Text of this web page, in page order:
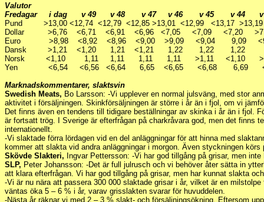
Valutor
Fredagar i dag v 49 v 48 v 47 v 46 v 45 v 44
Pund >13,00 <12,74 <12,79 <12,85 >13,01 <12,99 <13,17 >13,19
Dollar >6,76 <6,71 <6,91 <6,96 <7,05 <7,09 <7,20
Euro >8,98 <8,92 <8,96 <9,00 >9,09 <9,04 9,09
Dansk >1,21 <1,20 1,21 <1,21 1,22 1,22
Norsk <1,10 1,11 1,11 1,11 1,11 >1,11 <1,10
Yen <6,54 <6,56 <6,64 6,65 <6,65 <6,68 6,69
Marknadskommentarer, slaktsvin
Swedish Meats, Bo Larsson: -Vi upplever en normal julsväng, med stor
aktivitet i försäljningen. Skinkförsäljningen är större i år än i fjol, om vi
Det finns även en tendens till tidigare beställningar av skinka i år än i fjol.
är fortsatt trög. I Sverige är efterfrågan på charkråvara god, men det finns
internationellt.
-Vi slaktade förra lördagen vid en del anläggningar för att hinna med
kommer att slakta vid andra anläggningar i morgon. Även styckningen körs
Skövde Slakteri, Ingvar Pettersson: -Vi har god tillgång på grisar, men
SLP, Peter Johansson: -Det är full julrusch och vi behöver åter sätta in
att klara efterfrågan. Vi har god tillgång på grisar, men har kunnat slakta
-Vi är nu nära att passera 300 000 slaktade grisar i år, vilket är en
väntas öka 5 – 6 % i år, varav grisslakten svarar för huvuddelen.
-Nästa år räknar vi med 2 – 3 % slakt- och försäljningsökning. Eftersom